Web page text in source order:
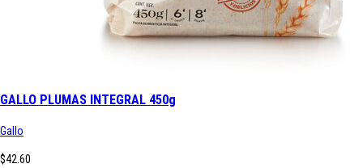
GALLO PLUMAS INTEGRAL 450g
Gallo
$42.60